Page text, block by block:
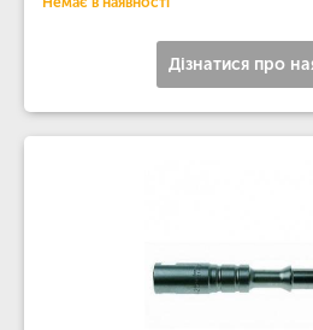
Дізнатися про